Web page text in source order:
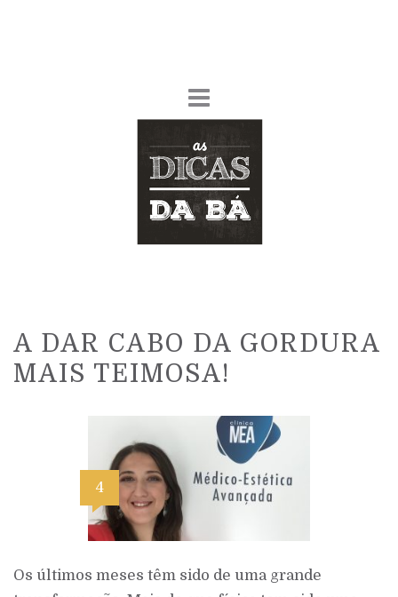
A DAR CABO DA GORDURA
MAIS TEIMOSA!
4
Os últimos meses têm sido de uma grande